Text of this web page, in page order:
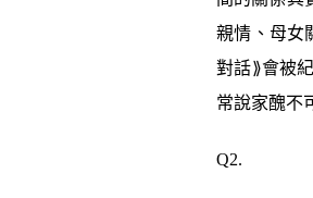
親情、母女
對話⟫會被
常說家醜不
Q2.